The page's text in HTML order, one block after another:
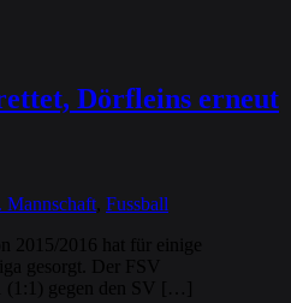
Dörfleins erneut
Mannschaft Fussball
2015/2016 hat für einige
gesorgt. Der FSV
(1:1) gegen den SV […]